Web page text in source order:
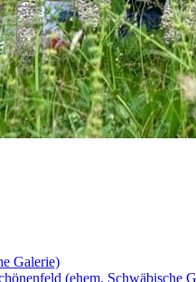
Galerie)
(ehem. Schwäbische